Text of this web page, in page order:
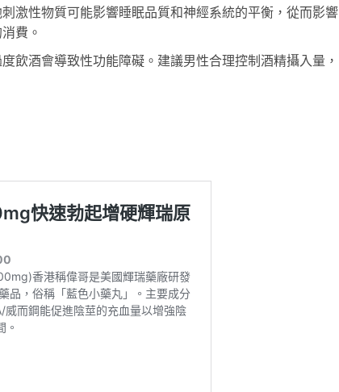
激性物質可能影響睡眠品質和神經系統的平衡，從而影響
費。
飲酒會導致性功能障礙。建議男性合理控制酒精攝入量，